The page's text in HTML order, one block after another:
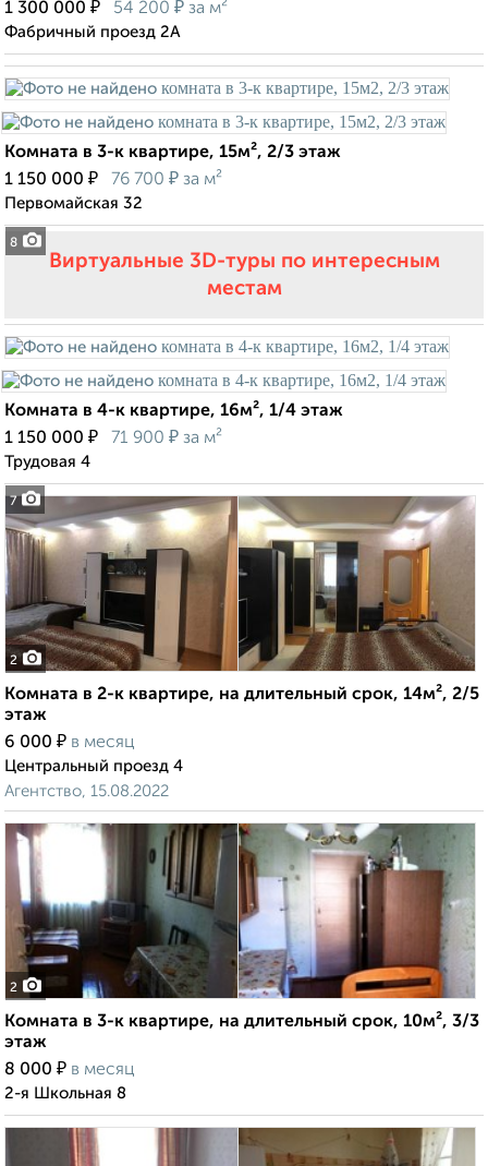
1 300 000 ₽ 54 200 ₽ за м²
Фабричный проезд 2А
8
Комната в 3-к квартире, 15м², 2/3 этаж
1 150 000 ₽ 76 700 ₽ за м²
Первомайская 32
Виртуальные 3D-туры по интересным
местам
7
Комната в 4-к квартире, 16м², 1/4 этаж
1 150 000 ₽ 71 900 ₽ за м²
Трудовая 4
2
Комната в 2-к квартире, на длительный срок, 14м², 2/5
этаж
6 000 ₽ в месяц
Центральный проезд 4
Агентство, 15.08.2022
2
Комната в 3-к квартире, на длительный срок, 10м², 3/3
этаж
8 000 ₽ в месяц
2-я Школьная 8